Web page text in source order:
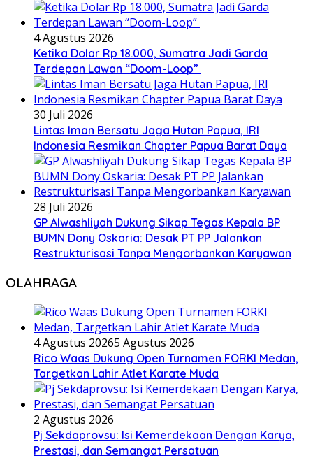
4 Agustus 2026
Ketika Dolar Rp 18.000, Sumatra Jadi Garda
Terdepan Lawan “Doom-Loop”
30 Juli 2026
Lintas Iman Bersatu Jaga Hutan Papua, IRI
Indonesia Resmikan Chapter Papua Barat Daya
28 Juli 2026
GP Alwashliyah Dukung Sikap Tegas Kepala BP
BUMN Dony Oskaria: Desak PT PP Jalankan
Restrukturisasi Tanpa Mengorbankan Karyawan
OLAHRAGA
4 Agustus 20265 Agustus 2026
Rico Waas Dukung Open Turnamen FORKI Medan,
Targetkan Lahir Atlet Karate Muda
2 Agustus 2026
Pj Sekdaprovsu: Isi Kemerdekaan Dengan Karya,
Prestasi, dan Semangat Persatuan